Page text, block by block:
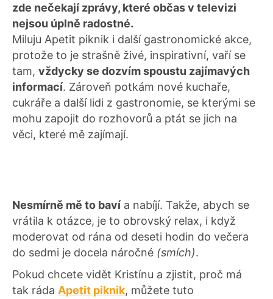
zde nečekají zprávy, které občas v televizi
nejsou úplně radostné.
Miluju Apetit piknik i další gastronomické akce,
protože to je strašně živé, inspirativní, vaří se
tam, vždycky se dozvím spoustu zajímavých
informací. Zároveň potkám nové kuchaře,
cukráře a další lidi z gastronomie, se kterými se
mohu zapojit do rozhovorů a ptát se jich na
věci, které mě zajímají.
Nesmírně mě to baví a nabíjí. Takže, abych se
vrátila k otázce, je to obrovský relax, i když
moderovat od rána od deseti hodin do večera
do sedmi je docela náročné (smích).
Pokud chcete vidět Kristínu a zjistit, proč má
tak ráda Apetit piknik, můžete tuto